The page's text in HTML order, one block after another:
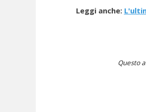
Leggi anche:
Questo